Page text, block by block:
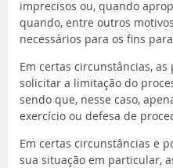
imprecisos ou, quando
quando, entre outros
necessários para os fins
Em certas circunstâncias,
solicitar a limitação do
sendo que, nesse caso,
exercício ou defesa de
Em certas circunstâncias e
sua situação em particular,